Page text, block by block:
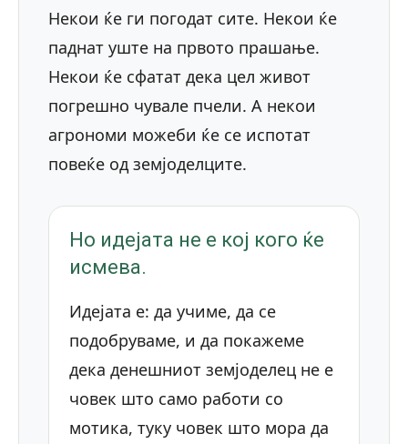
Некои ќе ги погодат сите. Некои ќе
паднат уште на првото прашање.
Некои ќе сфатат дека цел живот
погрешно чувале пчели. А некои
агрономи можеби ќе се испотат
повеќе од земјоделците.
Но идејата не е кој кого ќе
исмева.
Идејата е: да учиме, да се
подобруваме, и да покажеме
дека денешниот земјоделец не е
човек што само работи со
мотика, туку човек што мора да